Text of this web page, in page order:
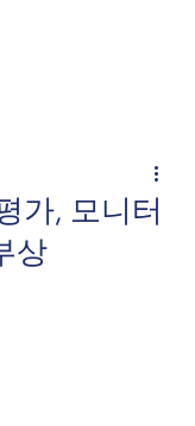
가, 모니터
상